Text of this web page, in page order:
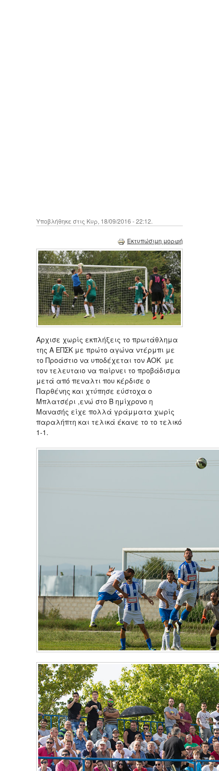
Υποβλήθηκε στις Κυρ, 18/09/2016 - 22:12.
Εκτυπώσιμη μορφή
Άρχισε χωρίς εκπλήξεις το πρωτάθλημα
της Α ΕΠΣΚ με πρώτο αγώνα ντέρμπι με
το Προάστιο να υποδέχεται τον ΑΟΚ με
τον τελευταιο να παίρνει το προβάδισμα
μετά από πεναλτι που κέρδισε ο
Παρθένης και χτύπησε εύστοχα ο
Μπλατσέρι ,ενώ στο Β ημίχρονο η
Μανασής είχε πολλά γράμματα χωρίς
παραλήπτη και τελικά έκανε το το τελικό
1-1.